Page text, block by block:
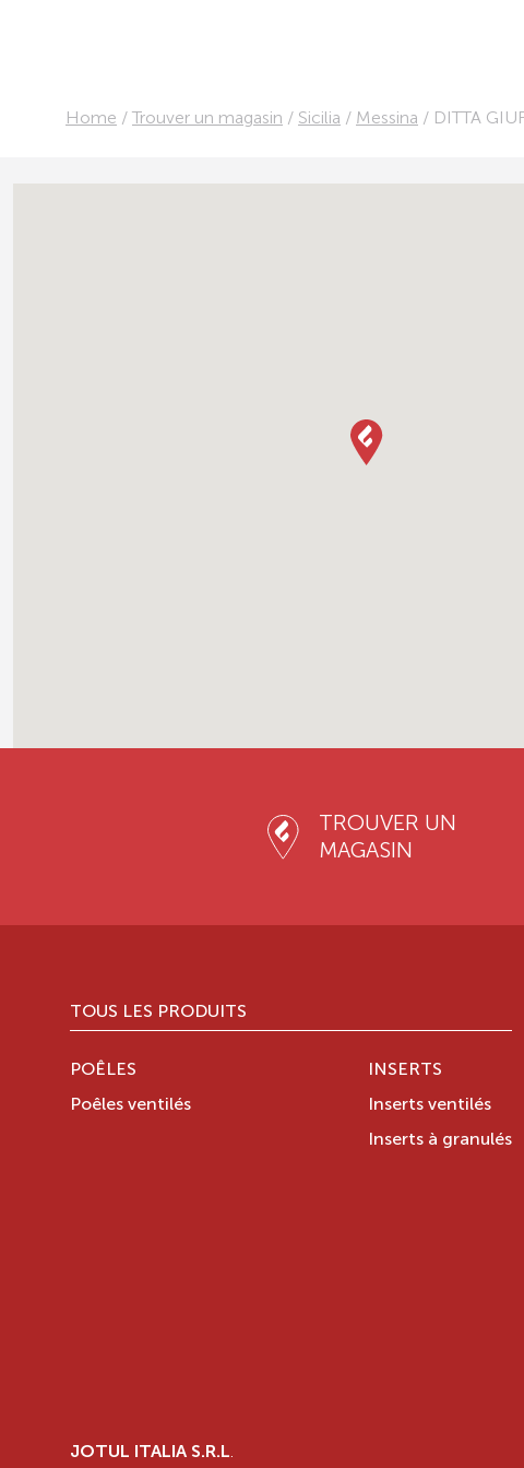
Home / Trouver un magasin / Sicilia / Messina / DITTA
TROUVER UN
MAGASIN
TOUS LES PRODUITS
POÊLES
Poêles ventilés
INSERTS
Inserts ventilés
Inserts à granulés
JOTUL ITALIA S.R.L.